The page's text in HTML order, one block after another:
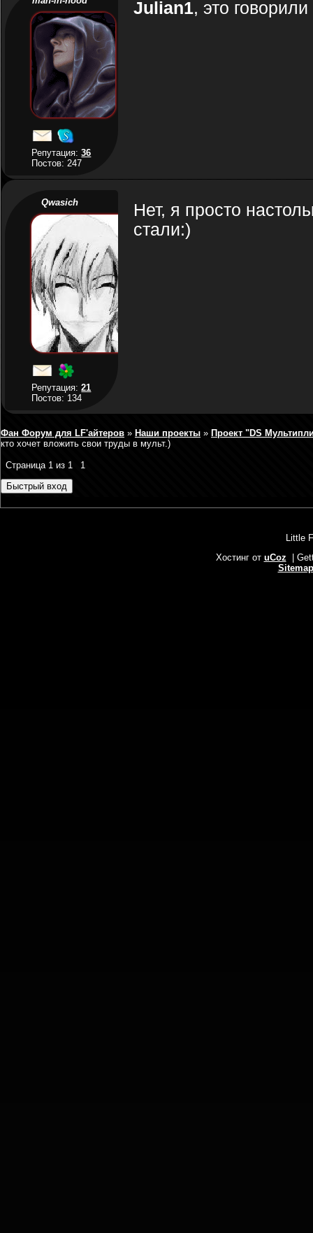
Репутация:36
Постов: 247
Julian1, это
Qwasich
Репутация:21
Постов: 134
Нет, я просто
стали:)
Фан Форум для LF'айтеров » Наши проекты » Проект "DS
кто хочет вложить свои труды в мульт.)
Страница 1 из 1 1
Little
Хостинг от uCoz
|